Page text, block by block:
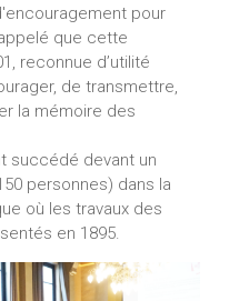
pour
que cette
reconnue d’utilité
de transmettre,
la mémoire des
succédé devant un
personnes) dans la
où les travaux des
en 1895.